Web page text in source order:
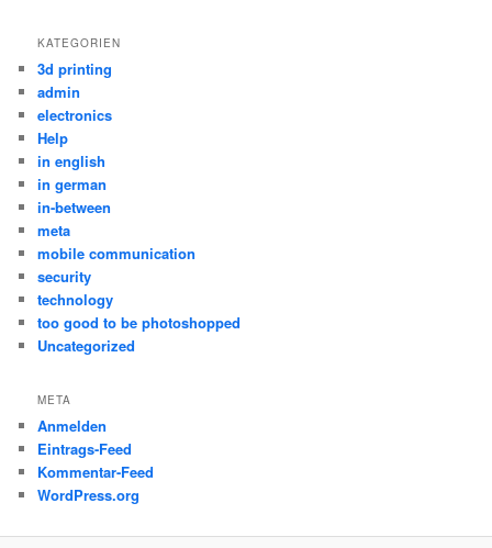
KATEGORIEN
3d printing
admin
electronics
Help
in english
in german
in-between
meta
mobile communication
security
technology
too good to be photoshopped
Uncategorized
META
Anmelden
Eintrags-Feed
Kommentar-Feed
WordPress.org